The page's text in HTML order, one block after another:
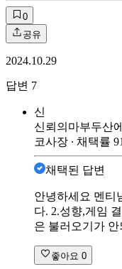
0
공유
2024.10.29
답변 7
신
신뢰의마부두산
코사장 ∙ 채택률 91
채택된 답변
안녕하세요 멘티
다. 2.성향,게임
은 불러오기가
좋아요 0